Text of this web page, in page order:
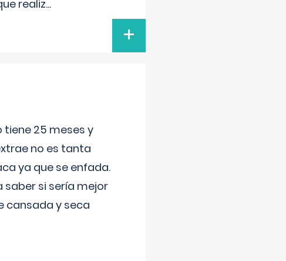
realiz...
+
25 meses y
no es tanta
ya que se enfada.
si sería mejor
cansada y seca